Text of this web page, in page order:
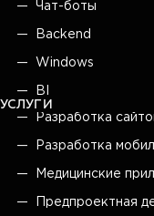
Чат-боты
Backend
Windows
BI
УСЛУГИ
Разработка
Разработка
Медицинские
Предпроектная